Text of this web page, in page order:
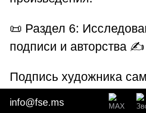
📜 Раздел 6:
подписи и авторства ✍️
Подпись художника
не гарантирует
info@fse.ms